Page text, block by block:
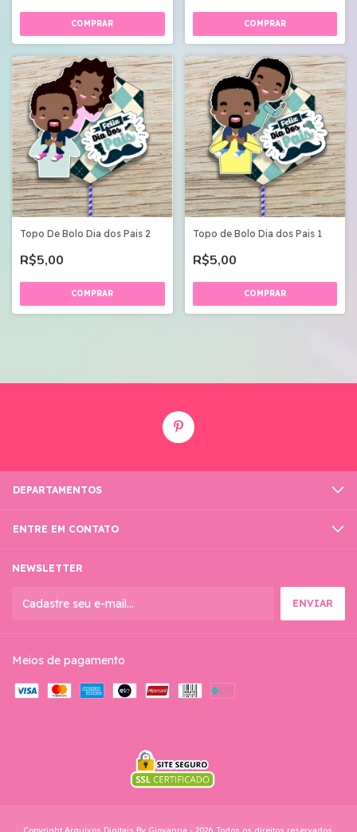
Topo De Bolo Dia dos Pais 2
R$5,00
Topo de Bolo Dia dos Pais 1
R$5,00
DEPARTAMENTOS
ENTRE EM CONTATO
NEWSLETTER
Meios de pagamento
Copyright Arquivos Digitais By Giovanna - 2026. Todos os direitos reservados.